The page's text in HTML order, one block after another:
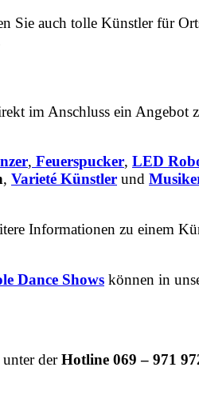
Sie auch tolle Künstler für
im Anschluss ein Angebot
, Feuerspucker, LED
, Varieté Künstler und
Informationen zu einem
Dance Shows können in
derHotline 069 – 971